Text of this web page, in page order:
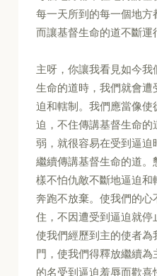
每一天所到的每一個地方
而讓基督生命的道不斷運
主呀，你讓我看見如今
生命的道時，我們就會
迫和轄制。我們應當像
迫，不住傳講基督生命
弱，就很容易在受到逼
繼續傳講基督生命的道
樣不怕仇敵不斷地逼迫和
奔跑不放棄。使我們的
住，不因遭受到逼迫就
使我們經歷到主的使者
門，使我們得釋放繼續
的名受到逼迫羞辱而歡